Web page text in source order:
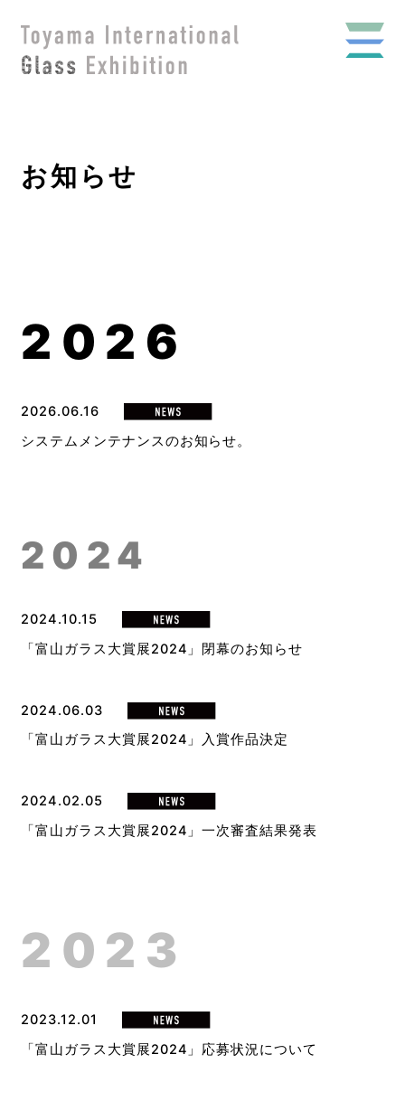
お知らせ
2026
2026.06.16
システムメンテナンスのお知らせ。
2024
2024.10.15
「富山ガラス大賞展2024」閉幕のお知らせ
2024.06.03
「富山ガラス大賞展2024」入賞作品決定
2024.02.05
「富山ガラス大賞展2024」一次審査結果発表
2023
2023.12.01
「富山ガラス大賞展2024」応募状況について